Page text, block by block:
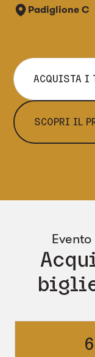
Padiglione C
ACQUISTA I
SCOPRI IL